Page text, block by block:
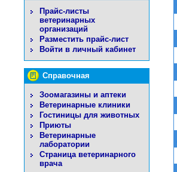
Прайс-листы
ветеринарных
организаций
Разместить прайс-лист
Войти в личный кабинет
Справочная
Зоомагазины и аптеки
Ветеринарные клиники
Гостиницы для животных
Приюты
Ветеринарные
лаборатории
Страница ветеринарного
врача